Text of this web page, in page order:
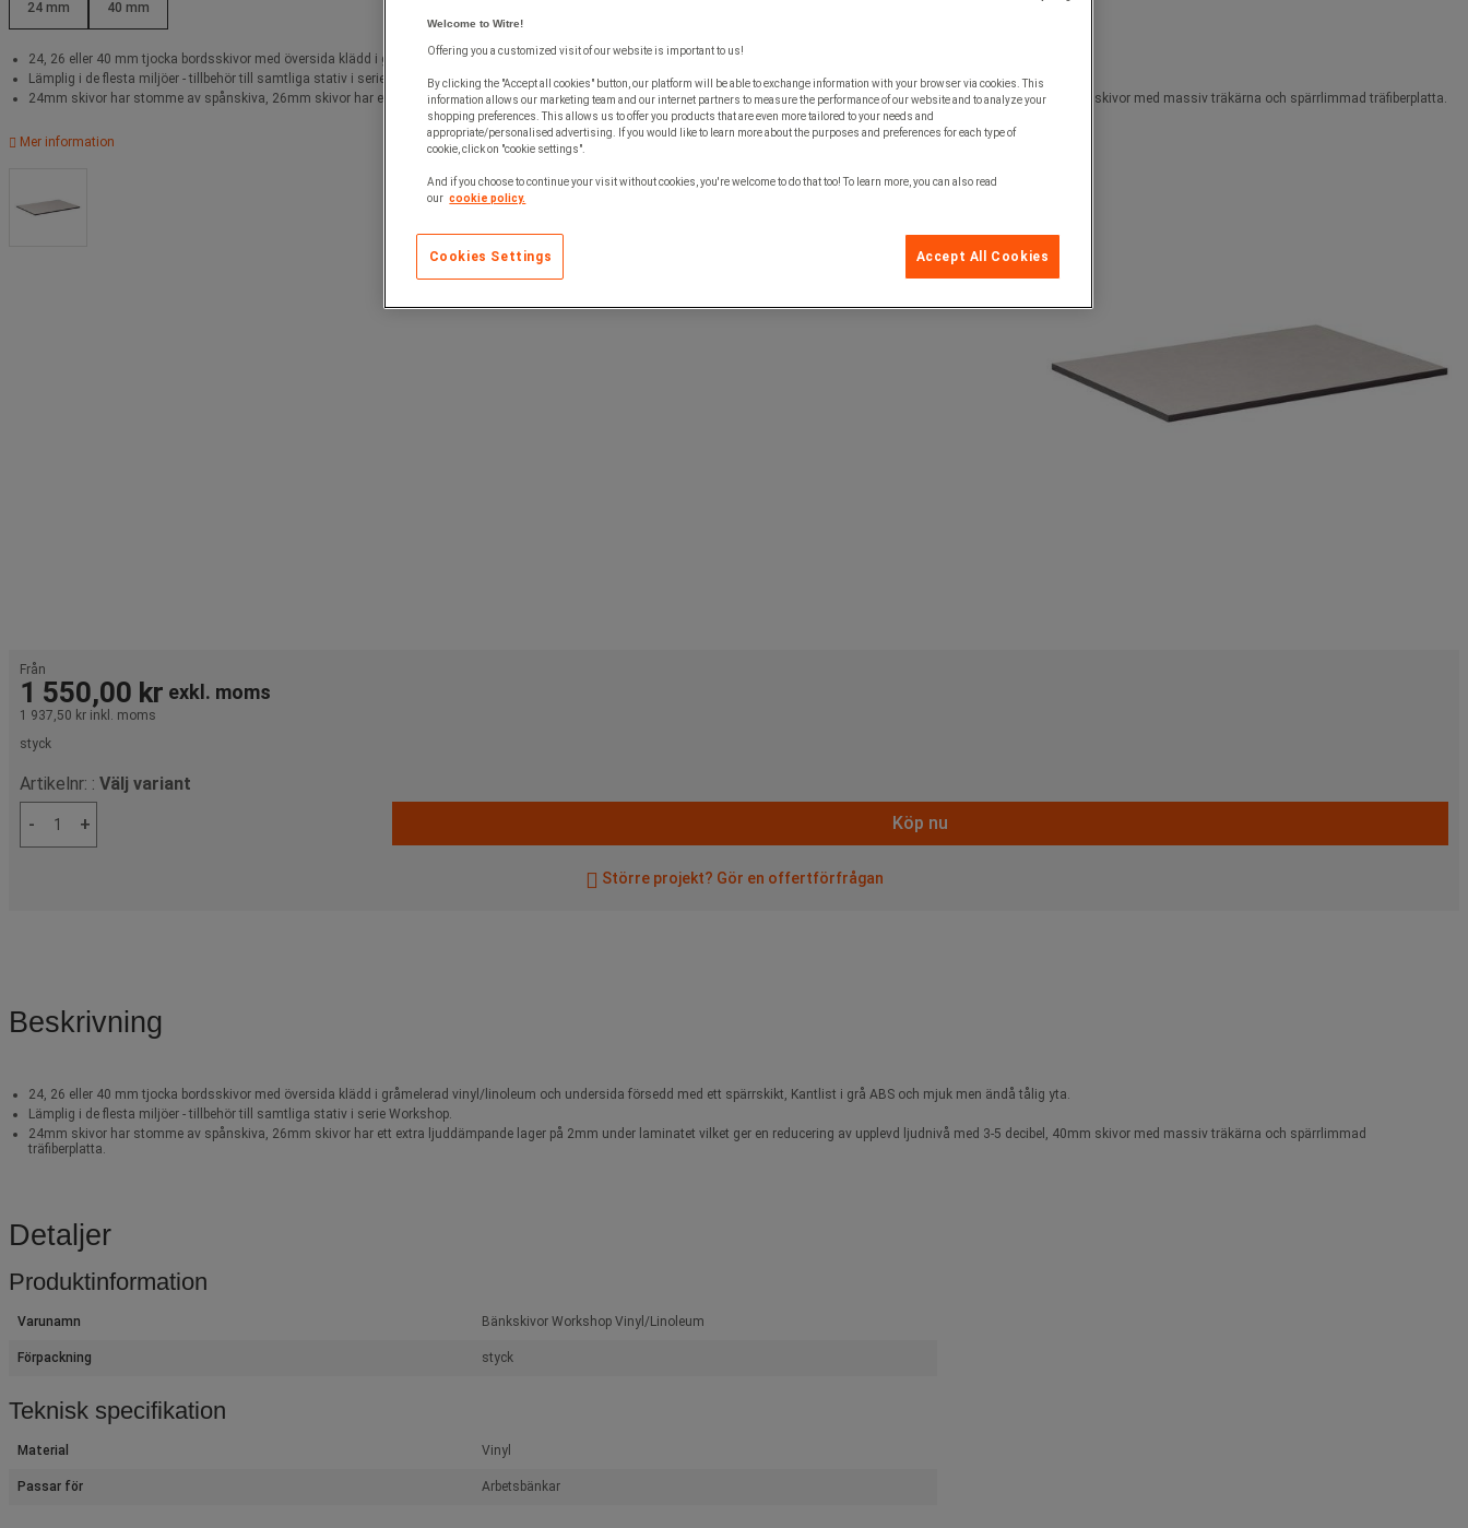
24 mm 40 mm
24, 26 eller 40 mm tjocka bordsskivor med översida klädd i gråmelerad vinyl/linoleum och undersida försedd med ett spärrskikt, Kantlist i grå ABS och mjuk men ändå tålig yta.
Lämplig i de flesta miljöer - tillbehör till samtliga stativ i serie Workshop.
24mm skivor har stomme av spånskiva, 26mm skivor har ett extra ljuddämpande lager på 2mm under laminatet vilket ger en reducering av upplevd ljudnivå med 3-5 decibel, 40mm skivor med massiv träkärna och spärrlimmad träfiberplatta.
Mer information
Från
1 550,00 kr exkl. moms
1 937,50 kr inkl. moms
styck
Artikelnr: : Välj variant
-
+ Köp nu
Större projekt? Gör en offertförfrågan
Beskrivning
24, 26 eller 40 mm tjocka bordsskivor med översida klädd i gråmelerad vinyl/linoleum och undersida försedd med ett spärrskikt, Kantlist i grå ABS och mjuk men ändå tålig yta.
Lämplig i de flesta miljöer - tillbehör till samtliga stativ i serie Workshop.
24mm skivor har stomme av spånskiva, 26mm skivor har ett extra ljuddämpande lager på 2mm under laminatet vilket ger en reducering av upplevd ljudnivå med 3-5 decibel, 40mm skivor med massiv träkärna och spärrlimmad
träfiberplatta.
Detaljer
Produktinformation
Varunamn Bänkskivor Workshop Vinyl/Linoleum
Förpackning styck
Teknisk specifikation
Material Vinyl
Passar för Arbetsbänkar
Welcome to Witre!
Offering you a customized visit of our website is important to us!
By clicking the "Accept all cookies" button, our platform will be able to exchange information with your browser via cookies. This
information allows our marketing team and our internet partners to measure the performance of our website and to analyze your
shopping preferences. This allows us to offer you products that are even more tailored to your needs and
appropriate/personalised advertising. If you would like to learn more about the purposes and preferences for each type of
cookie, click on "cookie settings".
And if you choose to continue your visit without cookies, you're welcome to do that too! To learn more, you can also read
our cookie policy.
Accept All Cookies
Cookies Settings